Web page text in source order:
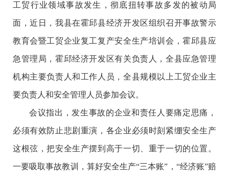
工贸行业领域事故发生，彻底扭转事故多发的被动局
面，近日，我县在霍邱县经济开发区组织召开事故警示
教育会暨工贸企业复工复产安全生产培训会，霍邱县应
急管理局，霍邱经济开发区有关负责人，全县应急管理
机构主要负责人和工作人员，全县规模以上工贸企业主
要负责人和安全管理人员参加会议。
会议指出，发生事故的企业和责任人要痛定思痛，
必须有效防止悲剧重演，各企业必须时刻紧绷安全生产
这根弦，把安全生产摆到高于一切、重于一切的位置。
一要吸取事故教训，算好安全生产“三本账”，“经济账”赔